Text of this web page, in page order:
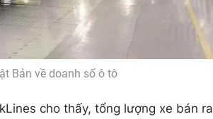
Bản về doanh số ô tô
cho thấy, tổng lượng xe bán ra